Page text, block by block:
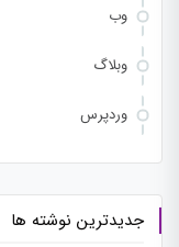
وب
وبلاگ
وردپرس
جدیدترین نوشته ها